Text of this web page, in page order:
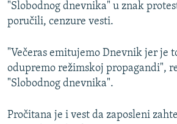
"Slobodnog dnevnika" u znak
poručili, cenzure vesti.
"Večeras emitujemo Dnevnik jer je
odupremo režimskoj propagandi",
"Slobodnog dnevnika".
Pročitana je i vest da zaposleni